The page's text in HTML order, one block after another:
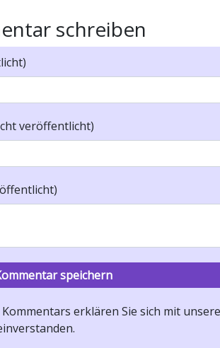
schreiben
veröffentlicht)
erklären Sie sich mit